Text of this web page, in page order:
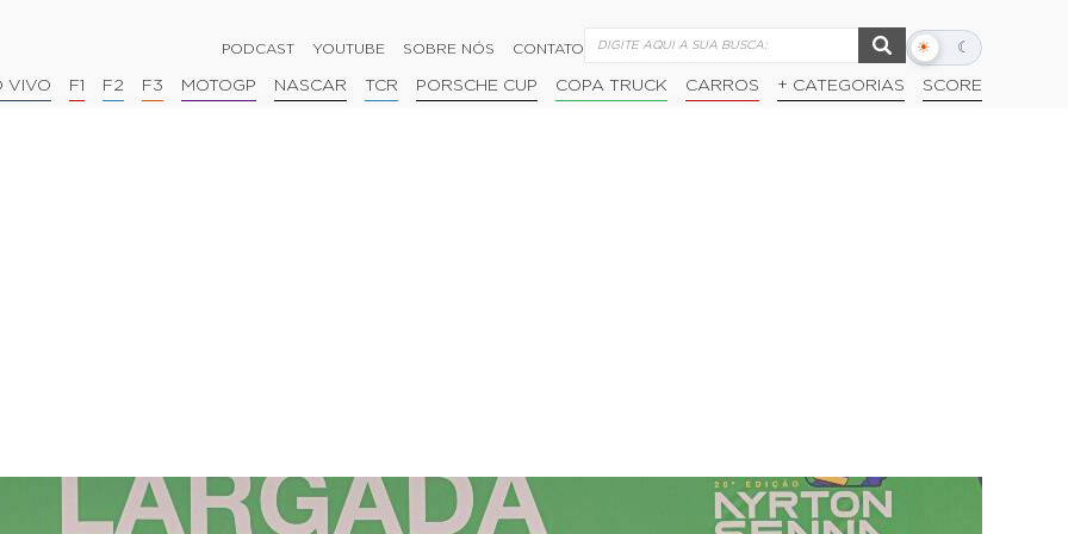
PODCAST YOUTUBE SOBRE NÓS CONTATO ☀ ☾
Alternar
escuro
VIVO F1 F2 F3 MOTOGP NASCAR TCR PORSCHE CUP COPA TRUCK CARROS + CATEGORIAS SCORE